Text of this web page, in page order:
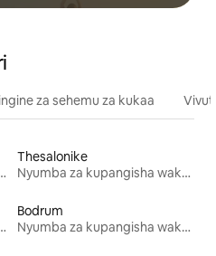
za sehemu za kukaa
wakati wa likizo
Thesalonike
Nyumba za kupangisha wakati wa likizo
wakati wa likizo
Bodrum
Nyumba za kupangisha wakati wa likizo